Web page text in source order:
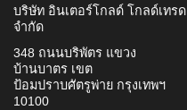
บริษัท อินเตอร์โกลด์ โกลด์เทรด
จำกัด
348 ถนนบริพัตร แขวง
บ้านบาตร เขต
ป้อมปราบศัตรูพ่าย กรุงเทพฯ
10100